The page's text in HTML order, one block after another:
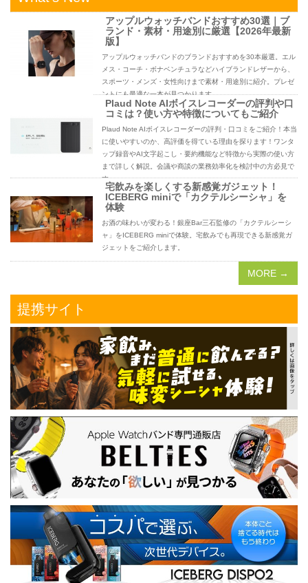
アップルウォッチバンドおすすめ30選｜ブ
ランド・素材・用途別に厳選【2026年最新
版】
アップルウォッチバンドのブランドおすすめを30本厳選。エル
メス・コーチ・ボナベンチュラなどハイブランドレザーから、
スポーツ・メンズ・女性向けまで素材・用途別に紹介。プレゼ
ントにも最適な一本が見つかります。
Plaud Note AIボイスレコーダーの評判や口
コミは？使い方や特徴についてもご紹介
Plaud Note AIボイスレコーダーの評判・口コミをご紹介！本当
に使いやすいのか、高評価を得ている理由を探ります！ワンタ
ップ録音やAI文字起こし・要約機能など特徴から実際の使い方
まで詳しく解説。会議や商談の業務効率化を検討中の方必見で
す。
宅飲みを楽しくする新感覚ガジェット！
ICEBERG miniで「カクテルシーシャ」を
体験
お酒の味わいが変わる！銀座Bar三石監修の「カクテルシーシ
ャ」をICEBERG miniで体験。宅飲みでも再現できる新感覚ガ
ジェットをご紹介します。
MORE →
提携サイト